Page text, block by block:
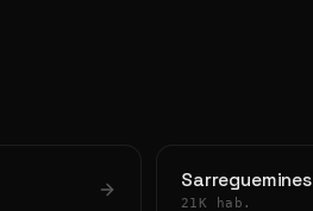
Sarreguemines
21K hab.